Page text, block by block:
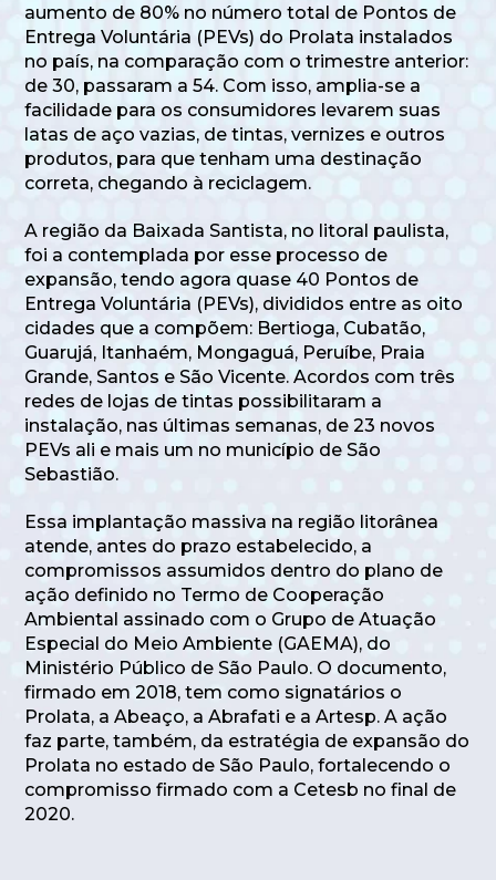
aumento de 80% no número total de Pontos de
Entrega Voluntária (PEVs) do Prolata instalados
no país, na comparação com o trimestre anterior:
de 30, passaram a 54. Com isso, amplia-se a
facilidade para os consumidores levarem suas
latas de aço vazias, de tintas, vernizes e outros
produtos, para que tenham uma destinação
correta, chegando à reciclagem.
A região da Baixada Santista, no litoral paulista,
foi a contemplada por esse processo de
expansão, tendo agora quase 40 Pontos de
Entrega Voluntária (PEVs), divididos entre as oito
cidades que a compõem: Bertioga, Cubatão,
Guarujá, Itanhaém, Mongaguá, Peruíbe, Praia
Grande, Santos e São Vicente. Acordos com três
redes de lojas de tintas possibilitaram a
instalação, nas últimas semanas, de 23 novos
PEVs ali e mais um no município de São
Sebastião.
Essa implantação massiva na região litorânea
atende, antes do prazo estabelecido, a
compromissos assumidos dentro do plano de
ação definido no Termo de Cooperação
Ambiental assinado com o Grupo de Atuação
Especial do Meio Ambiente (GAEMA), do
Ministério Público de São Paulo. O documento,
firmado em 2018, tem como signatários o
Prolata, a Abeaço, a Abrafati e a Artesp. A ação
faz parte, também, da estratégia de expansão do
Prolata no estado de São Paulo, fortalecendo o
compromisso firmado com a Cetesb no final de
2020.